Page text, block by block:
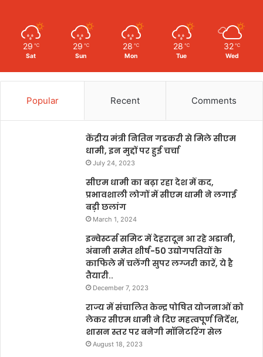
29 ℃
Sat
29 ℃
Sun
28 ℃
Mon
28 ℃
Tue
32 ℃
Wed
Popular Recent Comments
केंद्रीय मंत्री नितिन गडकरी से मिले सीएम
धामी, इन मुद्दों पर हुई चर्चा
July 24, 2023
सीएम धामी का बढ़ा रहा देश में कद,
प्रभावशाली लोगों में सीएम धामी ने लगाई
बड़ी छलांग
March 1, 2024
इन्वेस्टर्स समिट में देहरादून आ रहे अडानी,
अंबानी समेत शीर्ष-50 उद्योगपतियों के
काफिले में चलेंगी सुपर लग्जरी कारें, ये है
तैयारी..
December 7, 2023
राज्य में संचालित केन्द्र पोषित योजनाओं को
लेकर सीएम धामी ने दिए महत्वपूर्ण निर्देश,
शासन स्तर पर बनेगी मॉनिटरिंग सेल
August 18, 2023